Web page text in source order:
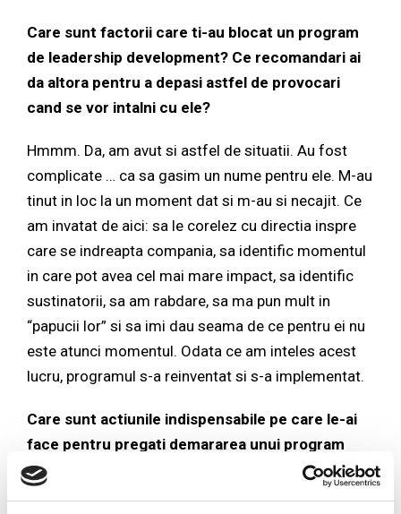
Care sunt factorii care ti-au blocat un program
de leadership development? Ce recomandari ai
da altora pentru a depasi astfel de provocari
cand se vor intalni cu ele?
Hmmm. Da, am avut si astfel de situatii. Au fost
complicate … ca sa gasim un nume pentru ele. M-au
tinut in loc la un moment dat si m-au si necajit. Ce
am invatat de aici: sa le corelez cu directia inspre
care se indreapta compania, sa identific momentul
in care pot avea cel mai mare impact, sa identific
sustinatorii, sa am rabdare, sa ma pun mult in
“papucii lor” si sa imi dau seama de ce pentru ei nu
este atunci momentul. Odata ce am inteles acest
lucru, programul s-a reinventat si s-a implementat.
Care sunt actiunile indispensabile pe care le-ai
face pentru pregati demararea unui program
pentru toti managerii din organizatie? Ai oferi